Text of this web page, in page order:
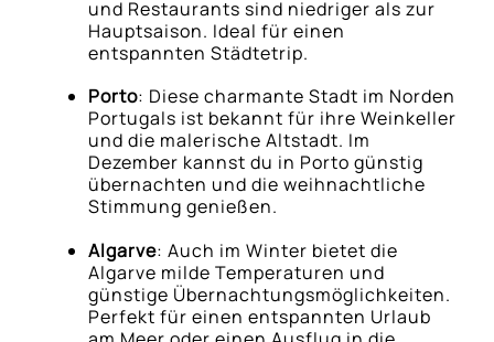
und Restaurants sind niedriger als zur
Hauptsaison. Ideal für einen
entspannten Städtetrip.
Porto: Diese charmante Stadt im Norden
Portugals ist bekannt für ihre Weinkeller
und die malerische Altstadt. Im
Dezember kannst du in Porto günstig
übernachten und die weihnachtliche
Stimmung genießen.
Algarve: Auch im Winter bietet die
Algarve milde Temperaturen und
günstige Übernachtungsmöglichkeiten.
Perfekt für einen entspannten Urlaub